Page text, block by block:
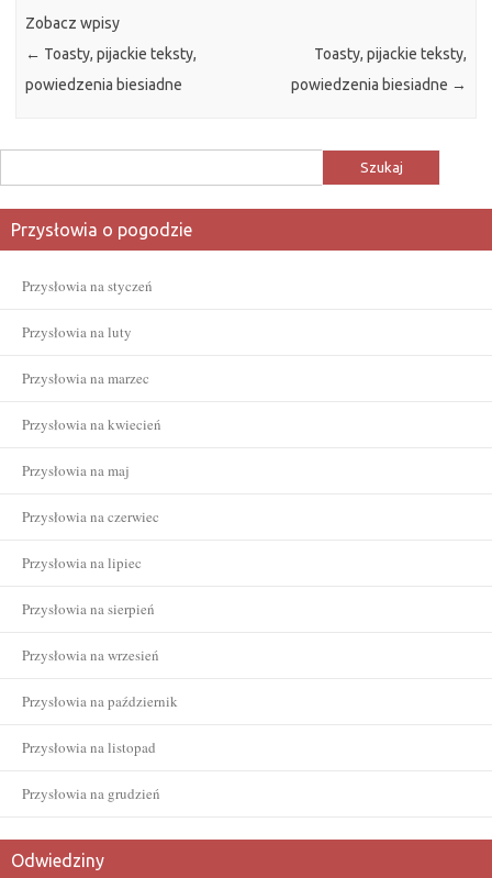
Zobacz wpisy
← Toasty, pijackie teksty,
powiedzenia biesiadne
Toasty, pijackie teksty,
powiedzenia biesiadne →
Przysłowia o pogodzie
Przysłowia na styczeń
Przysłowia na luty
Przysłowia na marzec
Przysłowia na kwiecień
Przysłowia na maj
Przysłowia na czerwiec
Przysłowia na lipiec
Przysłowia na sierpień
Przysłowia na wrzesień
Przysłowia na październik
Przysłowia na listopad
Przysłowia na grudzień
Odwiedziny